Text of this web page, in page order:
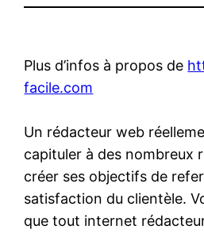
Plus d’infos à propos de
facile.com
Un rédacteur web
capituler à des nombreux
créer ses objectifs de
satisfaction du clientèle.
que tout internet